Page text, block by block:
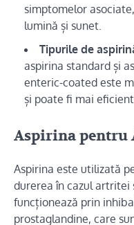
simptomelor
lumină și sunet.
Tipurile de
aspirina standard și
enteric-coated este
și poate fi mai
Aspirina pentru
Aspirina este utilizată
durerea în cazul artritei
funcționează prin
prostaglandine, care